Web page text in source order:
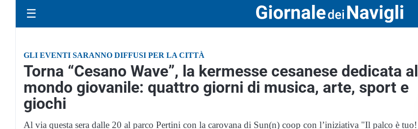
☰
GLI EVENTI SARANNO DIFFUSI PER LA CITTÀ
Torna “Cesano Wave”, la kermesse cesanese dedicata al
mondo giovanile: quattro giorni di musica, arte, sport e
giochi
Al via questa sera dalle 20 al parco Pertini con la carovana di Sun(n) coop con l’iniziativa "Il palco è tuo!